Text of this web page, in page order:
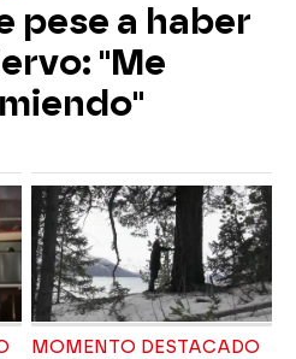
pese a haber
"Me
MOMENTO DESTACADO